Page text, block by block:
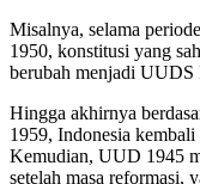
Misalnya, selama
1950, konstitusi yang
berubah menjadi UUDS
Hingga akhirnya
1959, Indonesia
Kemudian, UUD 1945
setelah masa reformasi,